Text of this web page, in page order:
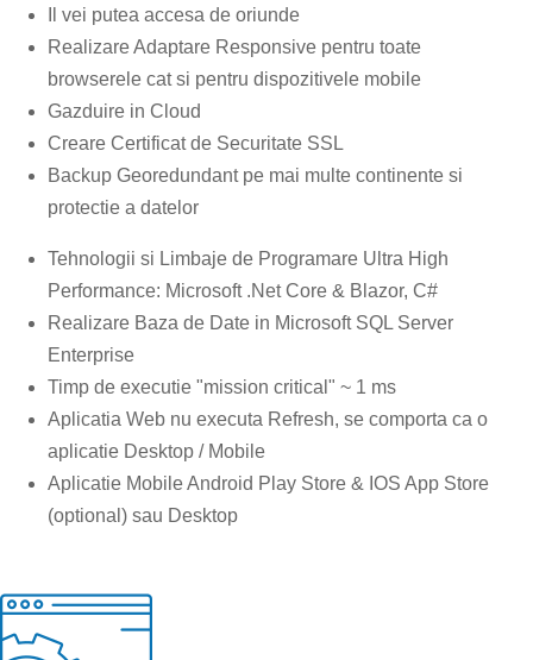
Il vei putea accesa de oriunde
Realizare Adaptare Responsive pentru toate
browserele cat si pentru dispozitivele mobile
Gazduire in Cloud
Creare Certificat de Securitate SSL
Backup Georedundant pe mai multe continente si
protectie a datelor
Tehnologii si Limbaje de Programare Ultra High
Performance: Microsoft .Net Core & Blazor, C#
Realizare Baza de Date in Microsoft SQL Server
Enterprise
Timp de executie "mission critical" ~ 1 ms
Aplicatia Web nu executa Refresh, se comporta ca o
aplicatie Desktop / Mobile
Aplicatie Mobile Android Play Store & IOS App Store
(optional) sau Desktop